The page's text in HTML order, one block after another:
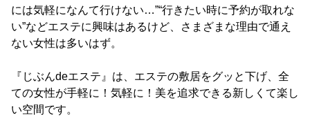
には気軽になんて行けない…”“行きたい時に予約が取れな
い”などエステに興味はあるけど、さまざまな理由で通え
ない女性は多いはず。
『じぶんdeエステ』は、エステの敷居をグッと下げ、全
ての女性が手軽に！気軽に！美を追求できる新しくて楽し
い空間です。